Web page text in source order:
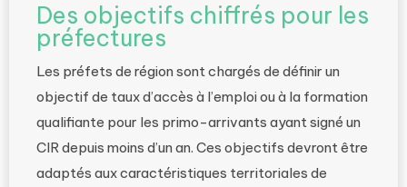
Des objectifs chiffrés pour les
préfectures
Les préfets de région sont chargés de définir un
objectif de taux d’accès à l’emploi ou à la formation
qualifiante pour les primo-arrivants ayant signé un
CIR depuis moins d’un an. Ces objectifs devront être
adaptés aux caractéristiques territoriales de